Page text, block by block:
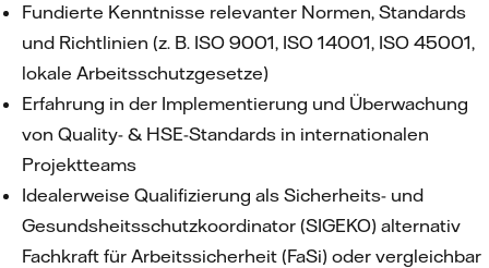
Fundierte Kenntnisse relevanter Normen, Standards
und Richtlinien (z. B. ISO 9001, ISO 14001, ISO 45001,
lokale Arbeitsschutzgesetze)
Erfahrung in der Implementierung und Überwachung
von Quality- & HSE-Standards in internationalen
Projektteams
Idealerweise Qualifizierung als Sicherheits- und
Gesundsheitsschutzkoordinator (SIGEKO) alternativ
Fachkraft für Arbeitssicherheit (FaSi) oder vergleichbar